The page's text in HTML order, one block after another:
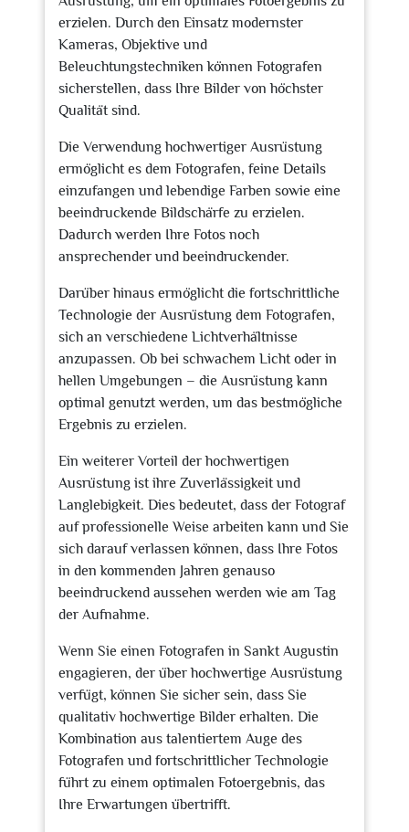
erzielen. Durch den Einsatz modernster
Kameras, Objektive und
Beleuchtungstechniken können Fotografen
sicherstellen, dass Ihre Bilder von höchster
Qualität sind.
Die Verwendung hochwertiger Ausrüstung
ermöglicht es dem Fotografen, feine Details
einzufangen und lebendige Farben sowie eine
beeindruckende Bildschärfe zu erzielen.
Dadurch werden Ihre Fotos noch
ansprechender und beeindruckender.
Darüber hinaus ermöglicht die fortschrittliche
Technologie der Ausrüstung dem Fotografen,
sich an verschiedene Lichtverhältnisse
anzupassen. Ob bei schwachem Licht oder in
hellen Umgebungen – die Ausrüstung kann
optimal genutzt werden, um das bestmögliche
Ergebnis zu erzielen.
Ein weiterer Vorteil der hochwertigen
Ausrüstung ist ihre Zuverlässigkeit und
Langlebigkeit. Dies bedeutet, dass der Fotograf
auf professionelle Weise arbeiten kann und Sie
sich darauf verlassen können, dass Ihre Fotos
in den kommenden Jahren genauso
beeindruckend aussehen werden wie am Tag
der Aufnahme.
Wenn Sie einen Fotografen in Sankt Augustin
engagieren, der über hochwertige Ausrüstung
verfügt, können Sie sicher sein, dass Sie
qualitativ hochwertige Bilder erhalten. Die
Kombination aus talentiertem Auge des
Fotografen und fortschrittlicher Technologie
führt zu einem optimalen Fotoergebnis, das
Ihre Erwartungen übertrifft.